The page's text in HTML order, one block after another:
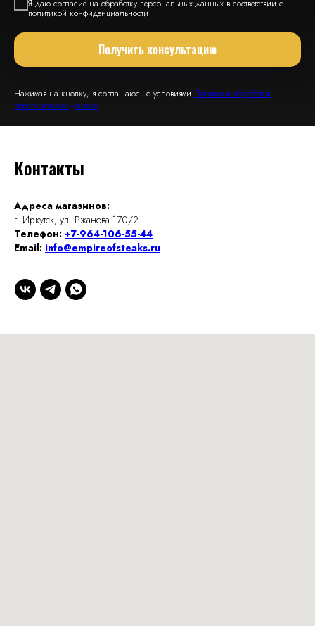
Я даю согласие на обработку персональных данных в соответствии с
политикой конфиденциальности
Получить консультацию
Нажимая на кнопку, я соглашаюсь с условиями Политики обработки
персональных данных
Контакты
Адреса магазинов:
г. Иркутск, ул. Ржанова 170/2
Телефон: +7-964-106-55-44
Email: info@empireofsteaks.ru